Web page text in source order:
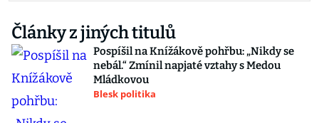
Články z jiných titulů
Pospíšil na Knížákově pohřbu: „Nikdy se
nebál.“ Zmínil napjaté vztahy s Medou
Mládkovou
Blesk politika